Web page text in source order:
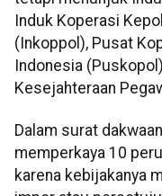
Induk Koperasi
(Inkoppol), Pusat
Indonesia
Kesejahteraan
Dalam surat
memperkaya 10
karena kebijakanya